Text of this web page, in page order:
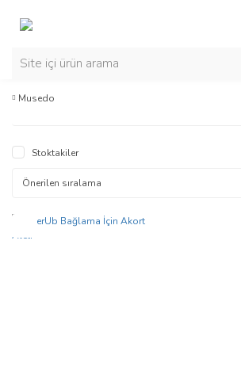
Musedo
Stoktakiler